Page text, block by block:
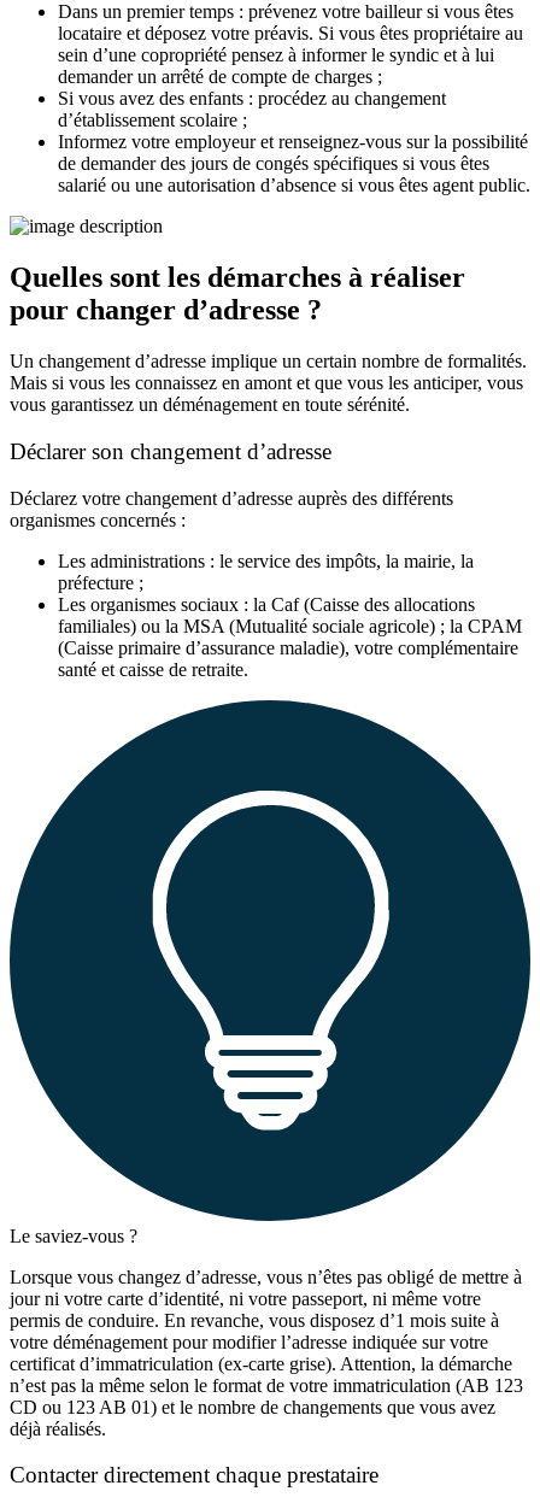
Dans un premier temps : prévenez votre bailleur si vous êtes
locataire et déposez votre préavis. Si vous êtes propriétaire au
sein d’une copropriété pensez à informer le syndic et à lui
demander un arrêté de compte de charges ;
Si vous avez des enfants : procédez au changement
d’établissement scolaire ;
Informez votre employeur et renseignez-vous sur la possibilité
de demander des jours de congés spécifiques si vous êtes
salarié ou une autorisation d’absence si vous êtes agent public.
Quelles sont les démarches à réaliser
pour changer d’adresse ?
Un changement d’adresse implique un certain nombre de formalités.
Mais si vous les connaissez en amont et que vous les anticiper, vous
vous garantissez un déménagement en toute sérénité.
Déclarer son changement d’adresse
Déclarez votre changement d’adresse auprès des différents
organismes concernés :
Les administrations : le service des impôts, la mairie, la
préfecture ;
Les organismes sociaux : la Caf (Caisse des allocations
familiales) ou la MSA (Mutualité sociale agricole) ; la CPAM
(Caisse primaire d’assurance maladie), votre complémentaire
santé et caisse de retraite.
Le saviez-vous ?
Lorsque vous changez d’adresse, vous n’êtes pas obligé de mettre à
jour ni votre carte d’identité, ni votre passeport, ni même votre
permis de conduire. En revanche, vous disposez d’1 mois suite à
votre déménagement pour modifier l’adresse indiquée sur votre
certificat d’immatriculation (ex-carte grise). Attention, la démarche
n’est pas la même selon le format de votre immatriculation (AB 123
CD ou 123 AB 01) et le nombre de changements que vous avez
déjà réalisés.
Contacter directement chaque prestataire